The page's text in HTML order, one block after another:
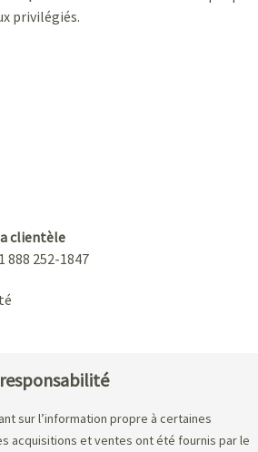
privilégiés.
clientèle
888 252-1847
sur l’information propre à certaines
acquisitions et ventes ont été fournis par le